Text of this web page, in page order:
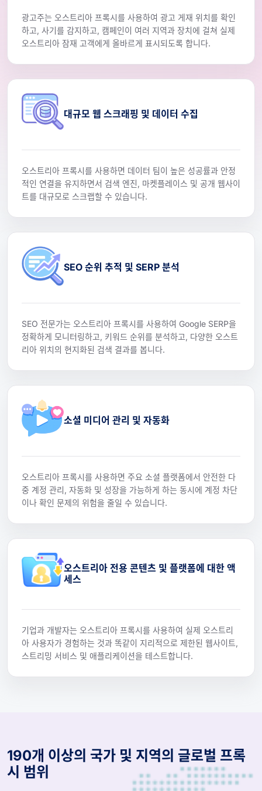
광고주는 오스트리아 프록시를 사용하여 광고 게재 위치를 확인
하고, 사기를 감지하고, 캠페인이 여러 지역과 장치에 걸쳐 실제
오스트리아 잠재 고객에게 올바르게 표시되도록 합니다.
대규모 웹 스크래핑 및 데이터 수집
오스트리아 프록시를 사용하면 데이터 팀이 높은 성공률과 안정
적인 연결을 유지하면서 검색 엔진, 마켓플레이스 및 공개 웹사이
트를 대규모로 스크랩할 수 있습니다.
SEO 순위 추적 및 SERP 분석
SEO 전문가는 오스트리아 프록시를 사용하여 Google SERP을
정확하게 모니터링하고, 키워드 순위를 분석하고, 다양한 오스트
리아 위치의 현지화된 검색 결과를 봅니다.
소셜 미디어 관리 및 자동화
오스트리아 프록시를 사용하면 주요 소셜 플랫폼에서 안전한 다
중 계정 관리, 자동화 및 성장을 가능하게 하는 동시에 계정 차단
이나 확인 문제의 위험을 줄일 수 있습니다.
오스트리아 전용 콘텐츠 및 플랫폼에 대한 액
세스
기업과 개발자는 오스트리아 프록시를 사용하여 실제 오스트리
아 사용자가 경험하는 것과 똑같이 지리적으로 제한된 웹사이트,
스트리밍 서비스 및 애플리케이션을 테스트합니다.
190개 이상의 국가 및 지역의 글로벌 프록
시 범위